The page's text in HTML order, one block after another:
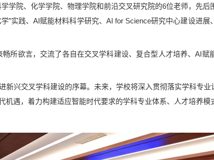
院、化学学院、物理学院和前沿交叉研究院的6位老师，先后
”实践、AI赋能材料科学研究、AI for Science研究中心建设进
欲言，交流了各自在交叉学科建设、复合型人才培养、AI赋
兴交叉学科建设的序幕。未来，学校将深入贯彻落实学科专业
机遇，着力构建适应智能时代要求的学科专业体系、人才培养